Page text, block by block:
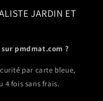
JARDIN ET
pmdmat.com ?
par carte bleue,
4 fois sans frais.